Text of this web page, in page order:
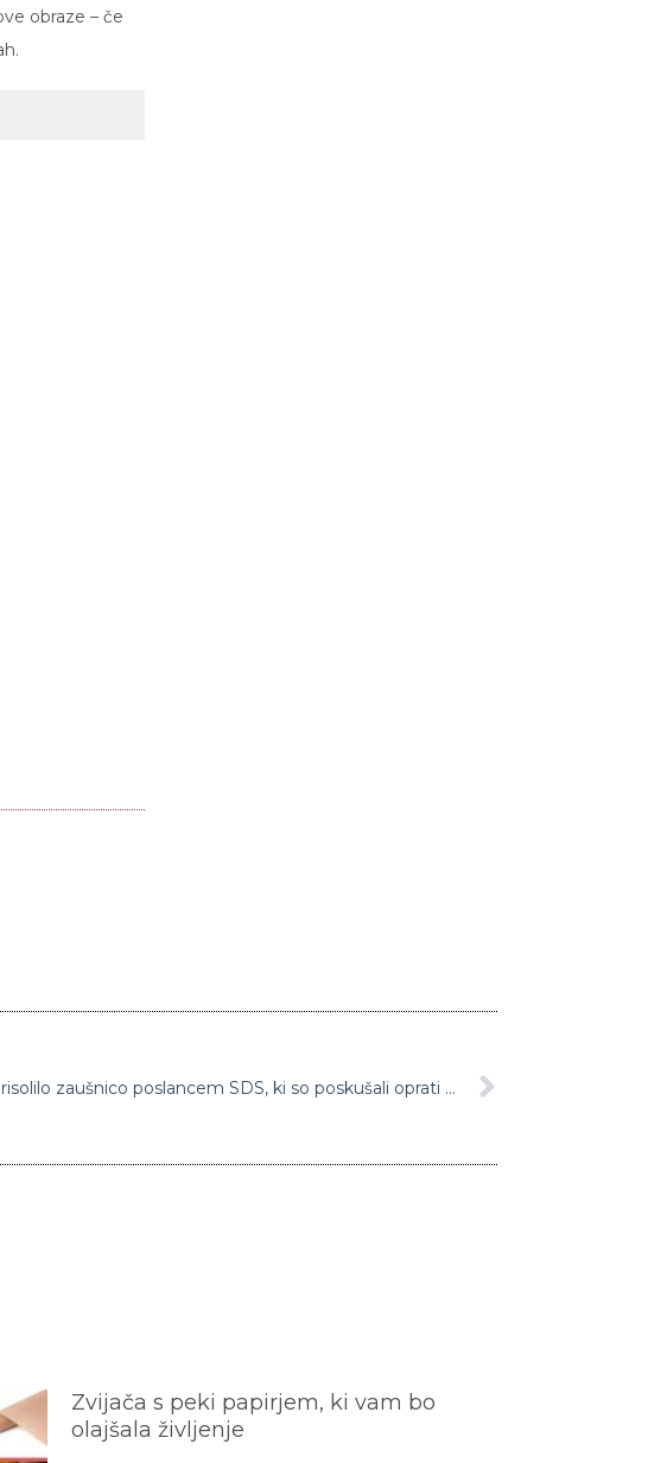
obraze – če
Ustavno sodišče prisolilo zaušnico poslancem SDS, ki so poskušali oprati Kanglerjevo ime s pomočjo preiskovalne komisije
Zvijača s peki papirjem, ki vam bo
olajšala življenje